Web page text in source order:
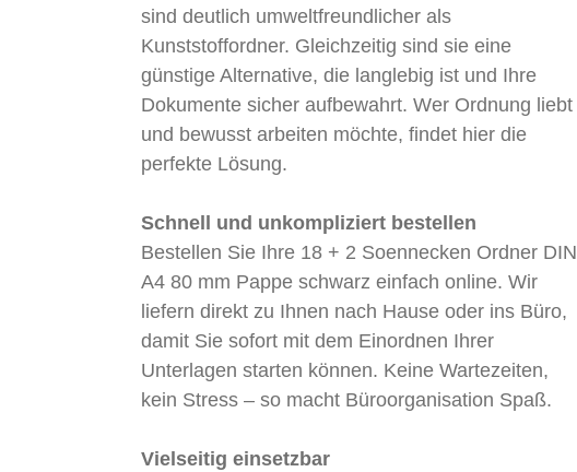
sind deutlich umweltfreundlicher als
Kunststoffordner. Gleichzeitig sind sie eine
günstige Alternative, die langlebig ist und Ihre
Dokumente sicher aufbewahrt. Wer Ordnung liebt
und bewusst arbeiten möchte, findet hier die
perfekte Lösung.
Schnell und unkompliziert bestellen
Bestellen Sie Ihre 18 + 2 Soennecken Ordner DIN
A4 80 mm Pappe schwarz einfach online. Wir
liefern direkt zu Ihnen nach Hause oder ins Büro,
damit Sie sofort mit dem Einordnen Ihrer
Unterlagen starten können. Keine Wartezeiten,
kein Stress – so macht Büroorganisation Spaß.
Vielseitig einsetzbar